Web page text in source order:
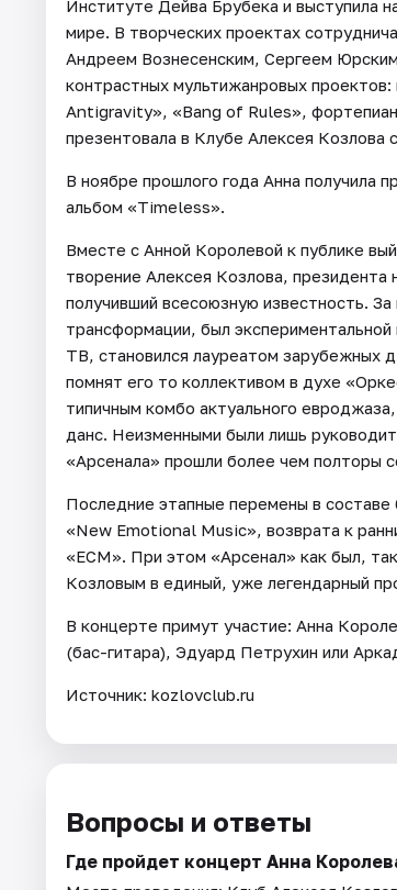
Институте Дейва Брубека и выступила
мире. В творческих проектах
Андреем Вознесенским, Сергеем
контрастных мультижанровых
Antigravity», «Bang of Rules»,
презентовала в Клубе Алексея
В ноябре прошлого года Анна получила
альбом «Timeless».
Вместе с Анной Королевой к публике
творение Алексея Козлова,
получивший всесоюзную известность.
трансформации, был
ТВ, становился лауреатом зарубежных
помнят его то коллективом в духе
типичным комбо актуального
данс. Неизменными были лишь
«Арсенала» прошли более чем полторы
Последние этапные перемены в
«New Emotional Music», возврата к
«ECM». При этом «Арсенал» как был,
Козловым в единый, уже легендарный
В концерте примут участие: Анна
(бас-гитара), Эдуард Петрухин или
Источник: kozlovclub.ru
Вопросы и ответы
Где пройдет концерт Анна